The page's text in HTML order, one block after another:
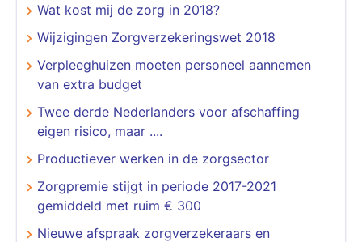
Wat kost mij de zorg in 2018?
Wijzigingen Zorgverzekeringswet 2018
Verpleeghuizen moeten personeel aannemen
van extra budget
Twee derde Nederlanders voor afschaffing
eigen risico, maar ....
Productiever werken in de zorgsector
Zorgpremie stijgt in periode 2017-2021
gemiddeld met ruim € 300
Nieuwe afspraak zorgverzekeraars en